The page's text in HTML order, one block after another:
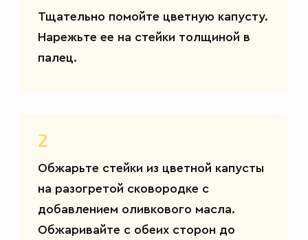
Тщательно помойте цветную капусту.
Нарежьте ее на стейки толщиной в
палец.
2
Обжарьте стейки из цветной капусты
на разогретой сковородке с
добавлением оливкового масла.
Обжаривайте с обеих сторон до